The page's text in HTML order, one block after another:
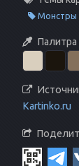
Монстры
Kartinko.ru